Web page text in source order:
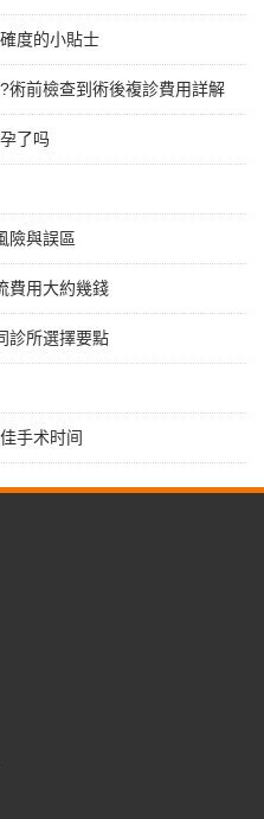
度的小貼士
術前檢查到術後複診費用詳解
了吗
險與誤區
費用大約幾錢
診所選擇要點
手术时间